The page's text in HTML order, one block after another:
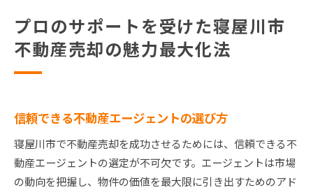
プロのサポートを受けた寝屋川市
不動産売却の魅力最大化法
信頼できる不動産エージェントの選び方
寝屋川市で不動産売却を成功させるためには、信頼できる不
動産エージェントの選定が不可欠です。エージェントは市場
の動向を把握し、物件の価値を最大限に引き出すためのアド